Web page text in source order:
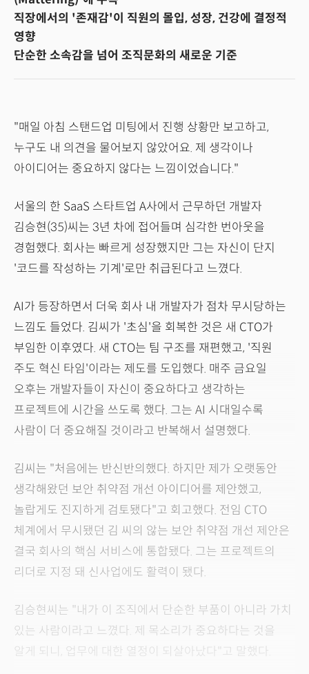
직장에서의 '존재감'이 직원의 몰입, 성장, 건강에 결정적
영향
단순한 소속감을 넘어 조직문화의 새로운 기준
"매일 아침 스탠드업 미팅에서 진행 상황만 보고하고,
누구도 내 의견을 물어보지 않았어요. 제 생각이나
아이디어는 중요하지 않다는 느낌이었습니다."
서울의 한 SaaS 스타트업 A사에서 근무하던 개발자
김승현(35)씨는 3년 차에 접어들며 심각한 번아웃을
경험했다. 회사는 빠르게 성장했지만 그는 자신이 단지
'코드를 작성하는 기계'로만 취급된다고 느꼈다.
AI가 등장하면서 더욱 회사 내 개발자가 점차 무시당하는
느낌도 들었다. 김씨가 '초심'을 회복한 것은 새 CTO가
부임한 이후였다. 새 CTO는 팀 구조를 재편했고, '직원
주도 혁신 타임'이라는 제도를 도입했다. 매주 금요일
오후는 개발자들이 자신이 중요하다고 생각하는
프로젝트에 시간을 쓰도록 했다. 그는 AI 시대일수록
사람이 더 중요해질 것이라고 반복해서 설명했다.
김씨는 "처음에는 반신반의했다. 하지만 제가 오랫동안
생각해왔던 보안 취약점 개선 아이디어를 제안했고,
놀랍게도 진지하게 검토됐다"고 회고했다. 전임 CTO
체계에서 무시됐던 김 씨의 않는 보안 취약점 개선 제안은
결국 회사의 핵심 서비스에 통합됐다. 그는 프로젝트의
리더로 지정 돼 신사업에도 활력이 됐다.
김승현씨는 "내가 이 조직에서 단순한 부품이 아니라 가치
있는 사람이라고 느꼈다. 제 목소리가 중요하다는 것을
알게 되니, 업무에 대한 열정이 되살아났다"고 말했다.